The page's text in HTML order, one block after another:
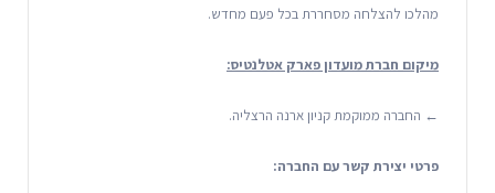
מהלכו להצלחה מסחררת בכל פעם מחדש.
מיקום חברת מועדון פארק אטלנטיס:
← החברה ממוקמת קניון ארנה הרצליה.
פרטי יצירת קשר עם החברה: